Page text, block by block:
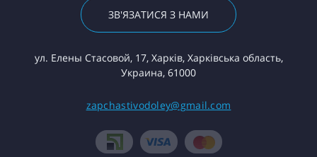
ЗВ'ЯЗАТИСЯ З НАМИ
ул. Елены Стасовой, 17, Харків, Харківська область,
Украина, 61000
zapchastivodoley@gmail.com